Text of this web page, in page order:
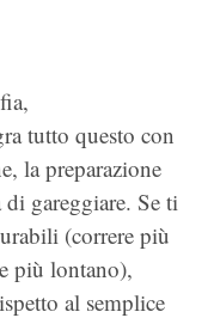
tutto questo con
la preparazione
gareggiare. Se ti
(correre più
più lontano),
al semplice